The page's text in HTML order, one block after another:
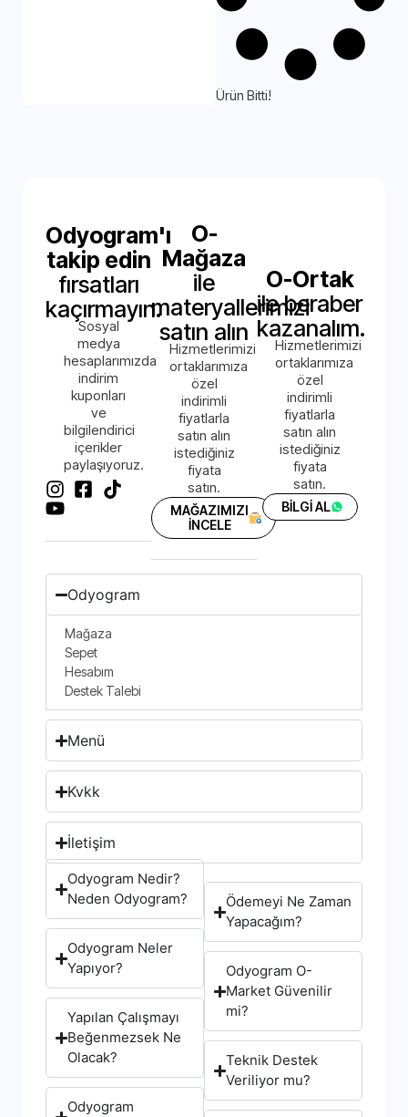
Ürün Bitti!
Odyogram'ı
takip edin
fırsatları
kaçırmayın.
Sosyal
medya
hesaplarımızda
indirim
kuponları
ve
bilgilendirici
içerikler
paylaşıyoruz.
O-
Mağaza
ile
materyallerimizi
satın alın
Hizmetlerimizi
ortaklarımıza
özel
indirimli
fiyatlarla
satın alın
istediğiniz
fiyata
satın.
MAĞAZIMIZI
İNCELE
O-Ortak
ile beraber
kazanalım.
Hizmetlerimizi
ortaklarımıza
özel
indirimli
fiyatlarla
satın alın
istediğiniz
fiyata
satın.
BİLGİ AL
Odyogram
Mağaza
Sepet
Hesabım
Destek Talebi
Menü
Kvkk
İletişim
Odyogram Nedir?
Neden Odyogram?
Odyogram Neler
Yapıyor?
Yapılan Çalışmayı
Beğenmezsek Ne
Olacak?
Odyogram
Ödemeyi Ne Zaman
Yapacağım?
Odyogram O-
Market Güvenilir
mi?
Teknik Destek
Veriliyor mu?